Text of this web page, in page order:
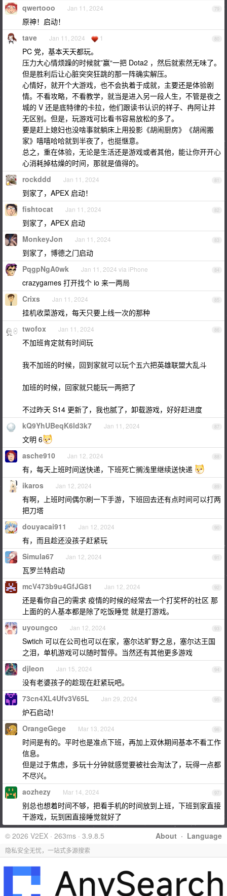
79
qwertooo Jan 11, 2024
原神！启动！
80
tave Jan 11, 2024 1
PC 党，基本天天都玩。
压力大心情烦躁的时候就”赢“一把 Dota2 ，然后就索然无味了。
但是胜利后让心脏突突狂跳的那一阵确实解压。
心情好，就开个大游戏，也不会执着于成就，主要还是体验剧
情。不看攻略，不看教学，就当是进入另一段人生，不管是夜之
城的 V 还是底特律的卡拉，他们跟读书认识的祥子、冉阿让并
无区别。但是，玩游戏可比看书容易放松的多了。
要是赶上媳妇也没啥事就躺床上用投影《胡闹厨房》《胡闹搬
家》嘻嘻哈哈就到半夜了，也挺惬意。
总之，重在体验，无论是生活还是游戏或者其他，能让你开开心
心消耗掉枯燥的时间，那就是值得的。
81
rockddd Jan 11, 2024
到家了，APEX 启动！
82
fishtocat Jan 11, 2024
到家了，APEX 启动
83
MonkeyJon Jan 11, 2024
到家了，博德之门启动
84
PqgpNgA0wk Jan 11, 2024 via iPhone
crazygames 打开找个 io 来一两局
85
Crixs Jan 11, 2024
挂机收菜游戏，每天只要上线一次的那种
86
twofox Jan 11, 2024
不加班肯定就有时间玩
我不加班的时候，回到家就可以玩个五六把英雄联盟大乱斗
加班的时候，回家就只能玩一两把了
不过昨天 S14 更新了，我也腻了，卸载游戏，好好赶进度
87
kQ9YhUBeqK6ld3k7 Jan 11, 2024
文明 6
88
asche910 Jan 12, 2024
有，每天上班时间送快递，下班死亡搁浅里继续送快递
89
ikaros Jan 12, 2024
有啊，上班时间偶尔刷一下手游，下班回去还有点时间可以打两
把刀塔
90
douyacai911 Jan 12, 2024
有，而且趁还没孩子赶紧玩
91
Simula67 Jan 12, 2024
瓦罗兰特启动
92
mcV473b9u4GfJG81 Jan 12, 2024
还是看你自己的需求 疫情的时候的经常去一个打奖杯的社区 那
上面的的人基本都是除了吃饭睡觉 就是打游戏。
93
uyoungco Jan 12, 2024
Swtich 可以在公司也可以在家，塞尔达旷野之息，塞尔达王国
之泪，单机游戏可以随时暂停。当然还有其他更多游戏
94
djleon Jan 15, 2024
没有老婆孩子的趁现在赶紧玩吧。
95
73cn4XL4Ufv3V65L Jan 29, 2024
炉石启动！
96
OrangeGege Mar 13, 2024
时间是有的。平时也是准点下班，再加上双休期间基本不看工作
信息。
但是过于焦虑，多玩十分钟就感觉要被社会淘汰了，玩得一点都
不尽兴。
97
aozhezy Mar 14, 2024
别总也想着时间不够，把看手机的时间放到上班，下班到家直接
干游戏，玩到困直接睡觉就好了
About · Language
© 2026 V2EX · 263ms · 3.9.8.5
隐私安全无忧，一站式多源搜索